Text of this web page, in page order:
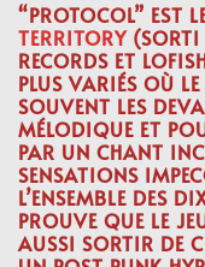
“PROTOCOL” EST
TERRITORY(SORTI
RECORDS ET
PLUS VARIÉS OÙ
SOUVENT LES
MÉLODIQUE ET
PAR UN CHANT
SENSATIONS
L’ENSEMBLE DES
PROUVE QUE LE
AUSSI SORTIR DE